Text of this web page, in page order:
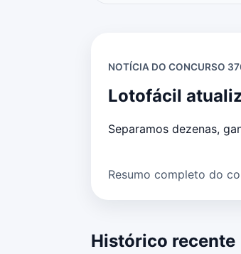
NOTÍCIA DO CONCURSO
Lotofácil
Separamos dezenas,
Resumo completo do
Histórico recente